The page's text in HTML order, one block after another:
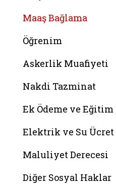
Maaş Bağlama
Öğrenim
Askerlik Muafiyeti
Nakdi Tazminat
Ek Ödeme ve Eğitim
Elektrik ve Su
Maluliyet Derecesi
Diğer Sosyal Haklar